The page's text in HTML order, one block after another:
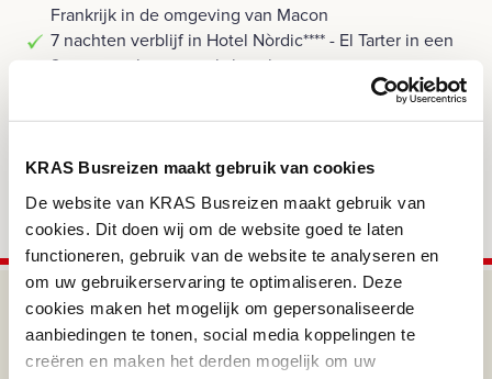
KRAS Busreizen maakt gebruik van cookies
De website van KRAS Busreizen maakt gebruik van
cookies. Dit doen wij om de website goed te laten
functioneren, gebruik van de website te analyseren en
om uw gebruikerservaring te optimaliseren. Deze
cookies maken het mogelijk om gepersonaliseerde
aanbiedingen te tonen, social media koppelingen te
creëren en maken het derden mogelijk om uw
Frankrijk in de omgeving van Macon
7 nachten verblijf in Hotel Nòrdic**** - El Tarter in een
2-persoonskamer zoals beschreven
Hotelverzorging op basis van 9 x ontbijt en diner
Het beschreven excursieprogramma
Brabantse koffietafel bij terugkomst in Nederland
Reserveringskosten
Mis onze nieuwtjes en leuke acties niet!
Ja, ik wil nieuwsbrieven van KRAS Busreizen ontvangen